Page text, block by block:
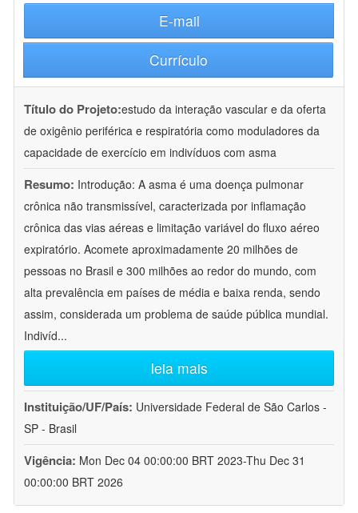
E-mail
Currículo
Título do Projeto:estudo da interação vascular e da oferta
de oxigênio periférica e respiratória como moduladores da
capacidade de exercício em indivíduos com asma
Resumo: Introdução: A asma é uma doença pulmonar
crônica não transmissível, caracterizada por inflamação
crônica das vias aéreas e limitação variável do fluxo aéreo
expiratório. Acomete aproximadamente 20 milhões de
pessoas no Brasil e 300 milhões ao redor do mundo, com
alta prevalência em países de média e baixa renda, sendo
assim, considerada um problema de saúde pública mundial.
Indivíd...
leia mais
Instituição/UF/País: Universidade Federal de São Carlos -
SP - Brasil
Vigência: Mon Dec 04 00:00:00 BRT 2023-Thu Dec 31
00:00:00 BRT 2026